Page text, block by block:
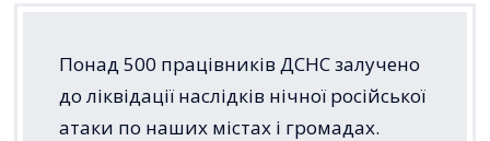
Понад 500 працівників ДСНС залучено
до ліквідації наслідків нічної російської
атаки по наших містах і громадах.